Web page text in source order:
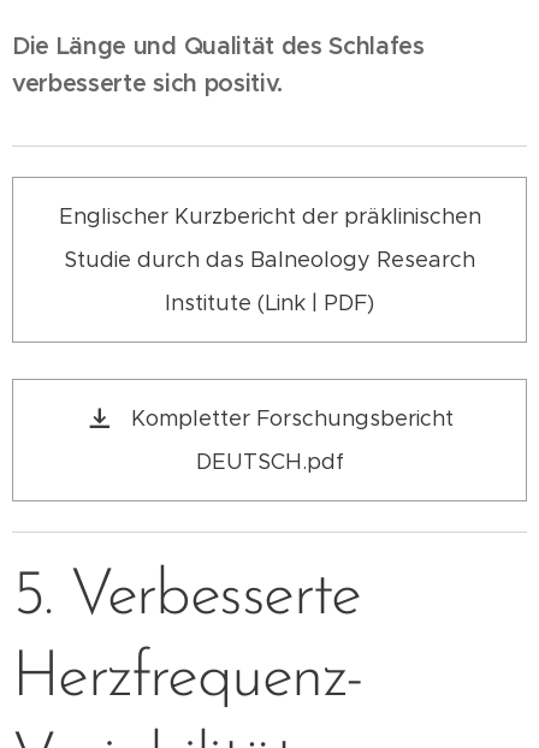
Die Länge und Qualität des Schlafes
verbesserte sich positiv.
Englischer Kurzbericht der präklinischen
Studie durch das Balneology Research
Institute (Link | PDF)
Kompletter Forschungsbericht
DEUTSCH.pdf
5. Verbesserte
Herzfrequenz-